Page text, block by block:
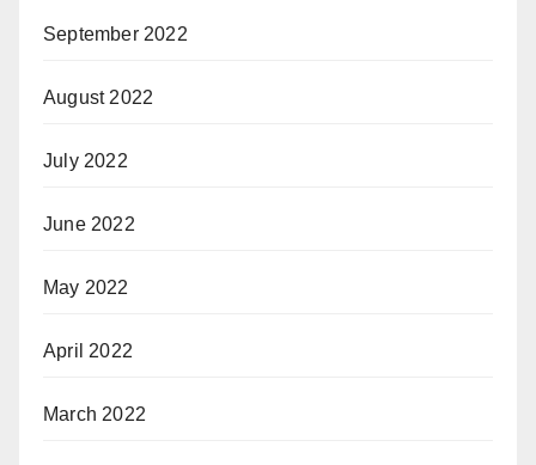
September 2022
August 2022
July 2022
June 2022
May 2022
April 2022
March 2022